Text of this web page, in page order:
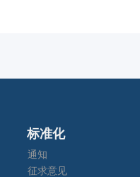
通知
征求意见
标准化